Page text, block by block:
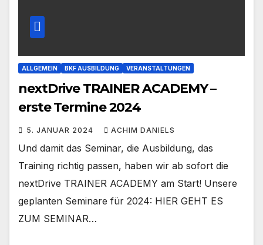
ALLGEMEIN BKF AUSBILDUNG VERANSTALTUNGEN
nextDrive TRAINER ACADEMY –
erste Termine 2024
5. JANUAR 2024 ACHIM DANIELS
Und damit das Seminar, die Ausbildung, das
Training richtig passen, haben wir ab sofort die
nextDrive TRAINER ACADEMY am Start! Unsere
geplanten Seminare für 2024: HIER GEHT ES
ZUM SEMINAR…